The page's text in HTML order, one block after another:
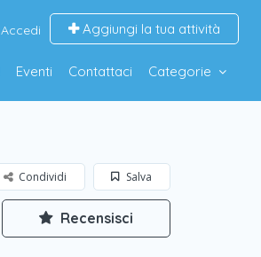
Accedi Aggiungi la tua attività
Eventi Contattaci Categorie
Salva
Condividi
Recensisci